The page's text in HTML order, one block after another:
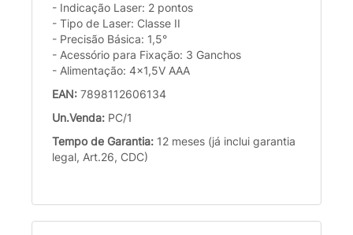
- Indicação Laser: 2 pontos
- Tipo de Laser: Classe II
- Precisão Básica: 1,5°
- Acessório para Fixação: 3 Ganchos
- Alimentação: 4x1,5V AAA
EAN: 7898112606134
Un.Venda: PC/1
Tempo de Garantia: 12 meses (já inclui garantia
legal, Art.26, CDC)